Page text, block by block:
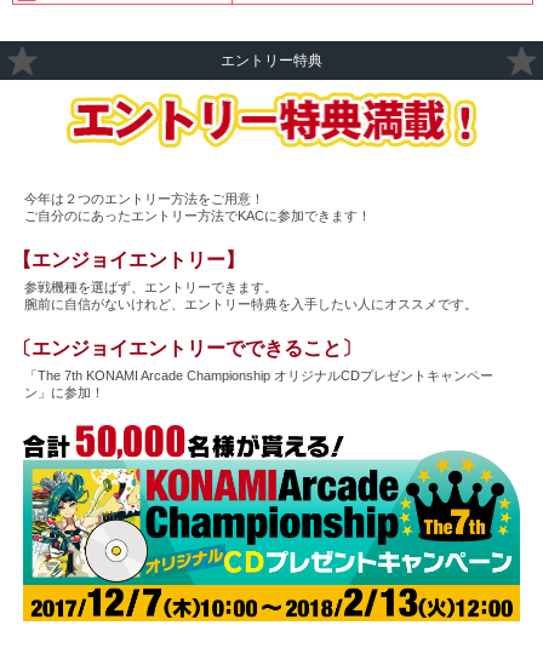
エントリー特典
今年は２つのエントリー方法をご用意！
ご自分のにあったエントリー方法でKACに参加できます！
【エンジョイエントリー】
参戦機種を選ばず、エントリーできます。
腕前に自信がないけれど、エントリー特典を入手したい人にオススメです。
〔エンジョイエントリーでできること〕
「The 7th KONAMI Arcade Championship オリジナルCDプレゼントキャンペー
ン」に参加！